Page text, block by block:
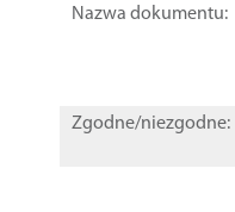
Nazwa dokumentu:
Zgodne/niezgodne: